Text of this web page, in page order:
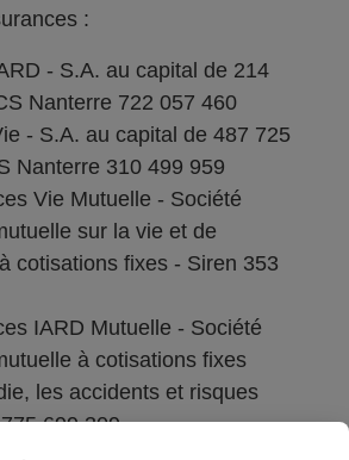
:
- S.A. au capital de 214
Nanterre 722 057 460
- S.A. au capital de 487 725
Nanterre 310 499 959
Vie Mutuelle - Société
sur la vie et de
cotisations fixes - Siren 353
IARD Mutuelle - Société
à cotisations fixes
les accidents et risques
699 309